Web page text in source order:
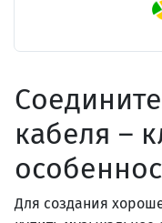
кабеля –
Для создания